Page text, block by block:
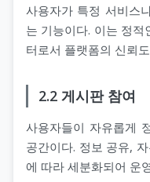
사용자가 특정 서비스
는 기능이다. 이는 정
터로서 플랫폼의 신뢰
2.2 게시판 참여
사용자들이 자유롭게
공간이다. 정보 공유,
에 따라 세분화되어 운